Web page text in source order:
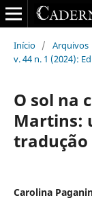
Início / Arquivos
v. 44 n. 1 (2024):
O sol na
Martins:
tradução
Carolina